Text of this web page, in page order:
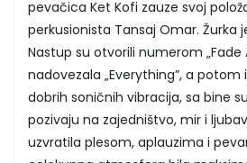
pevačica Ket Kofi zauze svoj
perkusionista Tansaj Omar. Žurka
Nastup su otvorili numerom „Fade
nadovezala „Everything”, a potom
dobrih soničnih vibracija, sa bine
pozivaju na zajedništvo, mir i
uzvratila plesom, aplauzima i